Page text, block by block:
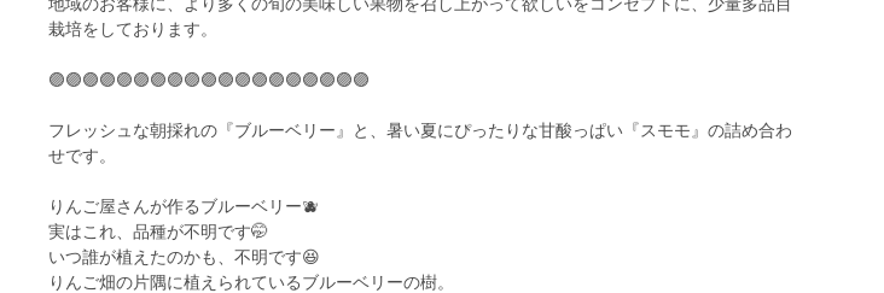
栽培をしております。
🟣🟣🟣🟣🟣🟣🟣🟣🟣🟣🟣🟣🟣🟣🟣🟣🟣🟣🟣
フレッシュな朝採れの『ブルーベリー』と、暑い夏にぴったりな甘酸っぱい『スモモ』の詰め合わ
せです。
りんご屋さんが作るブルーベリー🫐
実はこれ、品種が不明です🤭
いつ誰が植えたのかも、不明です😆
りんご畑の片隅に植えられているブルーベリーの樹。